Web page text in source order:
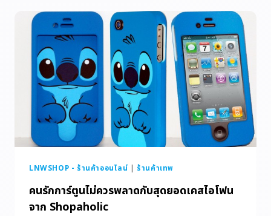
LNWSHOP - ร้านค้าออนไลน์ | ร้านค้าเทพ
คนรักการ์ตูนไม่ควรพลาดกับสุดยอดเคสไอโฟน
จาก Shopaholic